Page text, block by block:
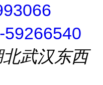
59266540
北武汉东西